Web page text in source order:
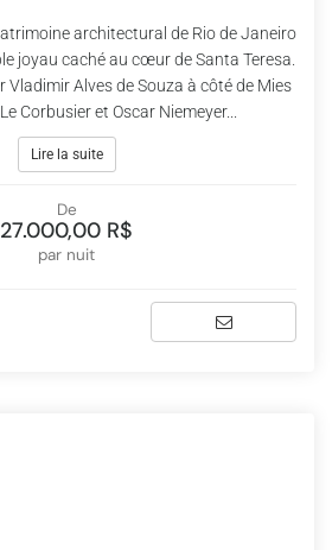
architectural de Rio de Janeiro
joyau caché au cœur de Santa Teresa.
Alves de Souza à côté de Mies
Corbusier et Oscar Niemeyer...
Lire la suite
De
27.000,00 R$
par nuit